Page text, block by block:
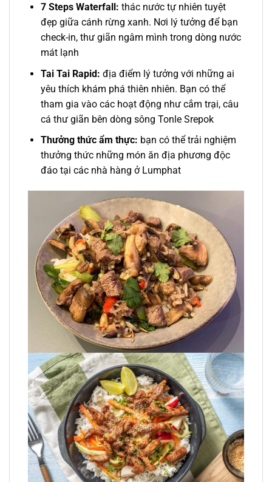
7 Steps Waterfall: thác nước tự nhiên tuyệt
đẹp giữa cánh rừng xanh. Nơi lý tưởng để bạn
check-in, thư giãn ngâm mình trong dòng nước
mát lạnh
Tai Tai Rapid: địa điểm lý tưởng với những ai
yêu thích khám phá thiên nhiên. Bạn có thể
tham gia vào các hoạt động như cắm trại, câu
cá thư giãn bên dòng sông Tonle Srepok
Thưởng thức ẩm thực: bạn có thể trải nghiệm
thưởng thức những món ăn địa phương độc
đáo tại các nhà hàng ở Lumphat